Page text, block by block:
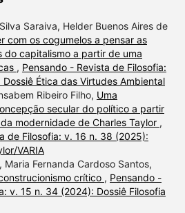
Saraiva, Helder Buenos Aires de
com os cogumelos a pensar as
do capitalismo a partir de uma
, Pensando - Revista de Filosofia:
Ética das Virtudes Ambiental
Ribeiro Filho, Uma
secular do político a partir
modernidade de Charles Taylor ,
de Filosofia: v. 16 n. 38 (2025):
VARIA
Maria Fernanda Cardoso Santos,
crítico , Pensando -
v. 15 n. 34 (2024): Dossiê Filosofia